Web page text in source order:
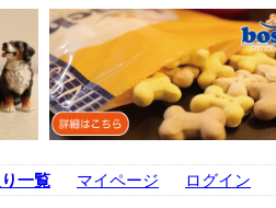
一覧
マイページ ログイン